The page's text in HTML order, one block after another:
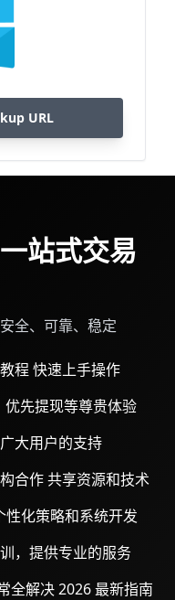
URL
站式交易
全、可靠、稳定
程 快速上手操作
先提现等尊贵体验
大用户的支持
合作 共享资源和技术
化策略和系统开发
，提供专业的服务
全解决 2026 最新指南